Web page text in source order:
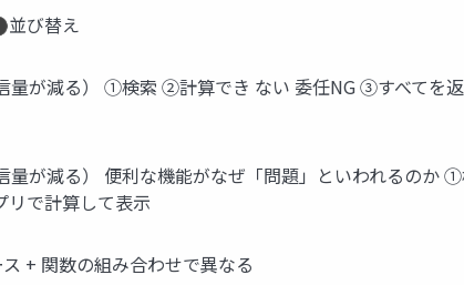
並び替え
が減る） ①検索 ②計算でき ない 委任NG ③すべてを
が減る） 便利な機能がなぜ「問題」といわれるのか
で計算して表示
+ 関数の組み合わせで異なる